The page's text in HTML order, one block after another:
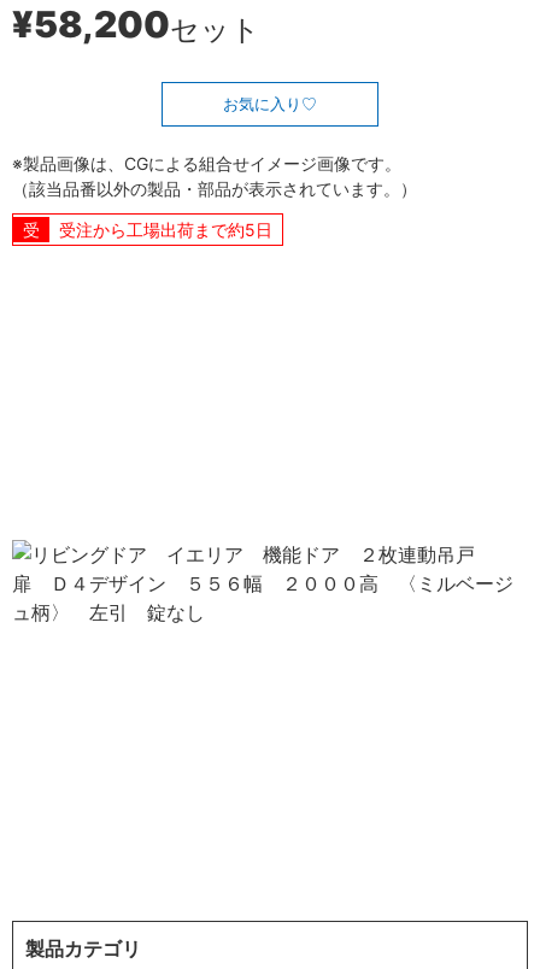
¥58,200セット
お気に入り
※製品画像は、CGによる組合せイメージ画像です。
（該当品番以外の製品・部品が表示されています。）
受注から工場出荷まで約5日
製品カテゴリ